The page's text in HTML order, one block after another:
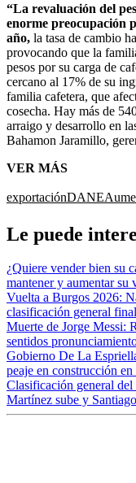
“La revaluación del
enorme preocupación
año, la tasa de cambio
provocando que la
pesos por su carga de
cercano al 17% de su
familia cafetera, que
cosecha. Hay más de
arraigo y desarrollo en
Bahamon Jaramillo,
VER MÁS
exportaciónDANE
Le puede
¿Quiere vender bien su
mantener y aumentar su
Vuelta a Burgos 2026:
clasificación general final
Muerte de Jorge Messi:
sentidos
Gobierno De La
peaje en construcción
Clasificación general
Martínez sube y